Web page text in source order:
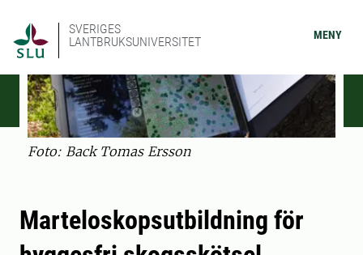
SVERIGES
LANTBRUKSUNIVERSITET
MENY
Foto: Back Tomas Ersson
Marteloskopsutbildning för